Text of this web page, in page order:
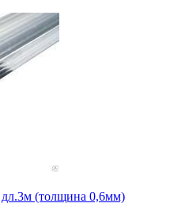
(толщина 0,6мм)